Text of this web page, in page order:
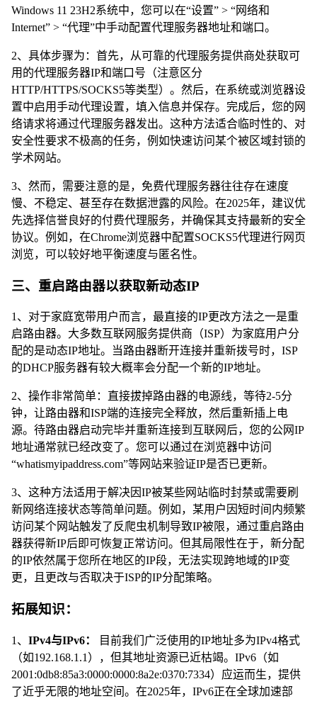
Windows 11 23H2系统中，您可以在“设置” > “网络和
Internet” > “代理”中手动配置代理服务器地址和端口。
2、具体步骤为：首先，从可靠的代理服务提供商处获取可
用的代理服务器IP和端口号（注意区分
HTTP/HTTPS/SOCKS5等类型）。然后，在系统或浏览器设
置中启用手动代理设置，填入信息并保存。完成后，您的网
络请求将通过代理服务器发出。这种方法适合临时性的、对
安全性要求不极高的任务，例如快速访问某个被区域封锁的
学术网站。
3、然而，需要注意的是，免费代理服务器往往存在速度
慢、不稳定、甚至存在数据泄露的风险。在2025年，建议优
先选择信誉良好的付费代理服务，并确保其支持最新的安全
协议。例如，在Chrome浏览器中配置SOCKS5代理进行网页
浏览，可以较好地平衡速度与匿名性。
三、重启路由器以获取新动态IP
1、对于家庭宽带用户而言，最直接的IP更改方法之一是重
启路由器。大多数互联网服务提供商（ISP）为家庭用户分
配的是动态IP地址。当路由器断开连接并重新拨号时，ISP
的DHCP服务器有较大概率会分配一个新的IP地址。
2、操作非常简单：直接拔掉路由器的电源线，等待2-5分
钟，让路由器和ISP端的连接完全释放，然后重新插上电
源。待路由器启动完毕并重新连接到互联网后，您的公网IP
地址通常就已经改变了。您可以通过在浏览器中访问
“whatismyipaddress.com”等网站来验证IP是否已更新。
3、这种方法适用于解决因IP被某些网站临时封禁或需要刷
新网络连接状态等简单问题。例如，某用户因短时间内频繁
访问某个网站触发了反爬虫机制导致IP被限，通过重启路由
器获得新IP后即可恢复正常访问。但其局限性在于，新分配
的IP依然属于您所在地区的IP段，无法实现跨地域的IP变
更，且更改与否取决于ISP的IP分配策略。
拓展知识：
1、 IPv4与IPv6：
目前我们广泛使用的IP地址多为IPv4格式
（如192.168.1.1），但其地址资源已近枯竭。IPv6（如
2001:0db8:85a3:0000:0000:8a2e:0370:7334）应运而生，提供
了近乎无限的地址空间。在2025年，IPv6正在全球加速部